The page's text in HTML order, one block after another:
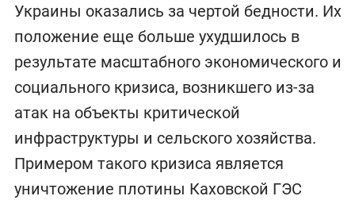
Украины оказались за чертой бедности. Их
положение еще больше ухудшилось в
результате масштабного экономического и
социального кризиса, возникшего из-за
атак на объекты критической
инфраструктуры и сельского хозяйства.
Примером такого кризиса является
уничтожение плотины Каховской ГЭС